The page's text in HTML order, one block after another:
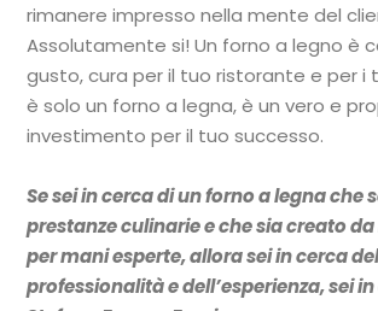
rimanere impresso nella mente del
Assolutamente si! Un forno a legno è
gusto, cura per il tuo ristorante e per i
è solo un forno a legna, è un vero e
investimento per il tuo successo.
Se sei in cerca di un forno a legna che
prestanze culinarie e che sia creato
per mani esperte, allora sei in cerca
professionalità e dell’esperienza, sei